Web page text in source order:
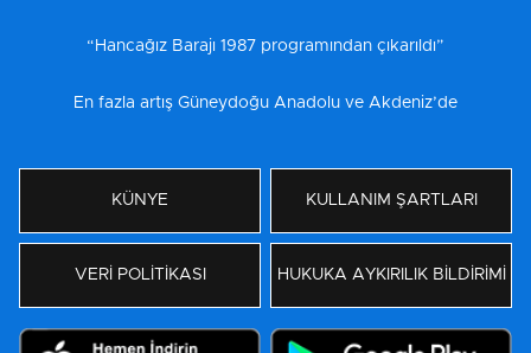
“Hancağız Barajı 1987 programından çıkarıldı”
En fazla artış Güneydoğu Anadolu ve Akdeniz’de
KÜNYE KULLANIM ŞARTLARI
VERİ POLİTİKASI HUKUKA AYKIRILIK BİLDİRİMİ